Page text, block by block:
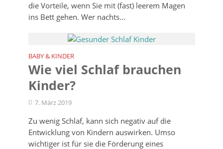
die Vorteile, wenn Sie mit (fast) leerem Magen
ins Bett gehen. Wer nachts...
BABY & KINDER
Wie viel Schlaf brauchen
Kinder?
7. März 2019
Zu wenig Schlaf, kann sich negativ auf die
Entwicklung von Kindern auswirken. Umso
wichtiger ist für sie die Förderung eines